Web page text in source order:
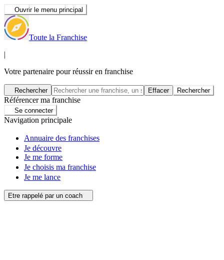
Ouvrir le menu principal
Toute la Franchise
|
Votre partenaire pour réussir en franchise
Rechercher Effacer Rechercher
Référencer ma franchise
Se connecter
Navigation principale
Annuaire des franchises
Je découvre
Je me forme
Je choisis ma franchise
Je me lance
Etre rappelé par un coach